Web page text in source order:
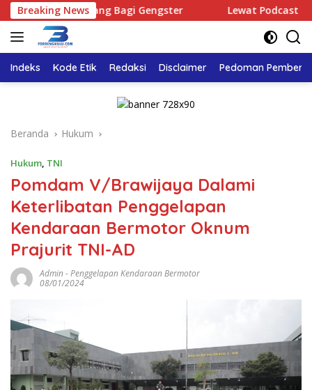
Langsung
ke
konten
Breaking News
Ruang Bagi Gengster Lewat Podcast Tribun
Indeks Kode Etik Redaksi Disclaimer Pedoman
Beranda Hukum
Hukum, TNI
Pomdam V/Brawijaya Dalami
Keterlibatan Penggelapan
Kendaraan Bermotor Oknum
Prajurit TNI-AD
Admin-Penggelapan Kendaraan Bermotor
08/01/2024